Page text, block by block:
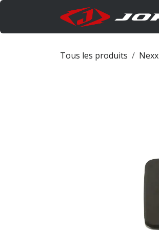
Se rendre au contenu
Tous les produits Nexx